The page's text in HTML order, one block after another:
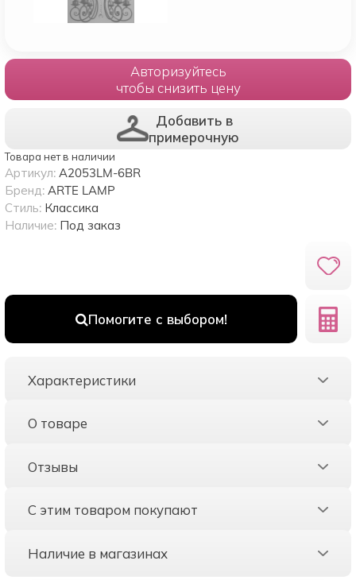
Авторизуйтесь
чтобы снизить цену
Добавить в
примерочную
Товара нет в наличии
Помогите с выбором!
Артикул: A2053LM-6BR
Бренд: ARTE LAMP
Стиль: Классика
Наличие: Под заказ
Характеристики
О товаре
Отзывы
С этим товаром покупают
Наличие в магазинах